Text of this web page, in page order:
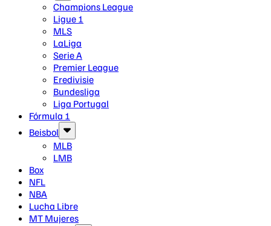
Champions League
Ligue 1
MLS
LaLiga
Serie A
Premier League
Eredivisie
Bundesliga
Liga Portugal
Fórmula 1
Beisbol
MLB
LMB
Box
NFL
NBA
Lucha Libre
MT Mujeres